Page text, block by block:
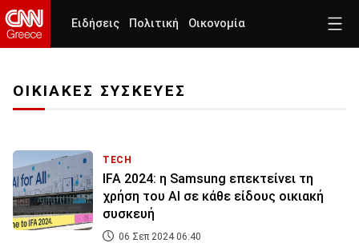
Ειδήσεις Πολιτική Οικονομία
ΟΙΚΙΑΚΕΣ ΣΥΣΚΕΥΕΣ
TECH
IFA 2024: η Samsung επεκτείνει τη
χρήση του ΑΙ σε κάθε είδους οικιακή
συσκευή
06 Σεπ 2024 06:40